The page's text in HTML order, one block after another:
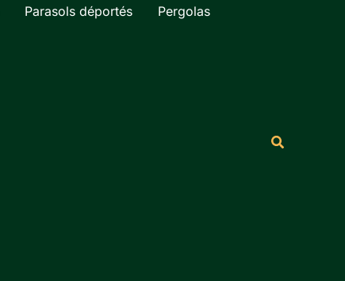
Parasols déportés
Pergolas
Rechercher